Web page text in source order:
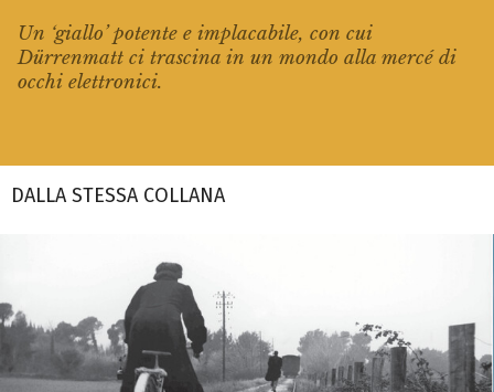
Un ‘giallo’ potente e implacabile, con cui
Dürrenmatt ci trascina in un mondo alla mercé di
occhi elettronici.
DALLA STESSA COLLANA